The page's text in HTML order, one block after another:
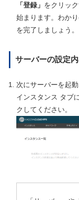
「登録」 をクリッ
始まります。わか
を完了しましょう。
サーバーの設定
次にサーバーを起動
インスタンス タブ
クしてください。